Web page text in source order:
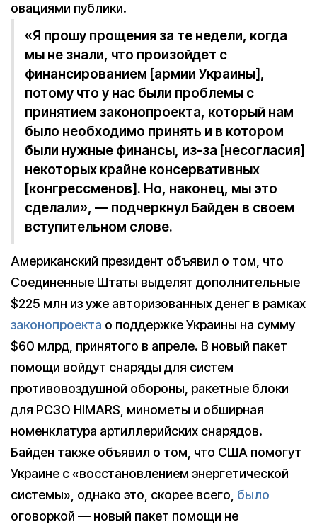
овациями публики.
«Я прошу прощения за те недели, когда
мы не знали, что произойдет с
финансированием [армии Украины],
потому что у нас были проблемы с
принятием законопроекта, который нам
было необходимо принять и в котором
были нужные финансы, из-за [несогласия]
некоторых крайне консервативных
[конгрессменов]. Но, наконец, мы это
сделали», — подчеркнул Байден в своем
вступительном слове.
Американский президент объявил о том, что
Соединенные Штаты выделят дополнительные
$225 млн из уже авторизованных денег в рамках
законопроекта о поддержке Украины на сумму
$60 млрд, принятого в апреле. В новый пакет
помощи войдут снаряды для систем
противовоздушной обороны, ракетные блоки
для РСЗО HIMARS, минометы и обширная
номенклатура артиллерийских снарядов.
Байден также объявил о том, что США помогут
Украине с «восстановлением энергетической
системы», однако это, скорее всего, было
оговоркой — новый пакет помощи не